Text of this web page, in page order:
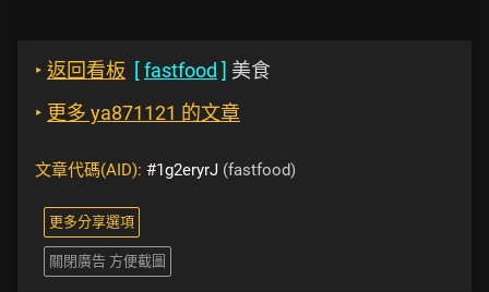
‣ 返回看板 [fastfood ] 美食
‣ 更多 ya871121 的文章
文章代碼(AID): #1g2eryrJ (fastfood)
更多分享選項
關閉廣告 方便截圖